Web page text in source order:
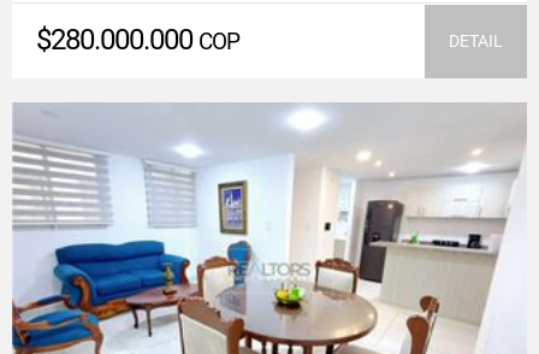
$280.000.000 COP DETAIL
VIEW DETAILS